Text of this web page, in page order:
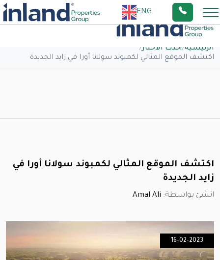
ENG
الرئيسية/أحدث الاخبار/
اكتشف الموقع المثالي لكمبوند سولانا أورا في زايد الجديدة
اكتشف الموقع المثالي لكمبوند سولانا أورا في
زايد الجديدة
انشئ بواسطة: Amal Ali
16-02-2023